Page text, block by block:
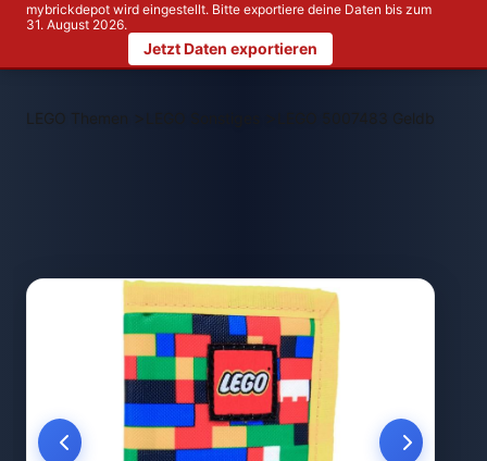
mybrickdepot wird eingestellt. Bitte exportiere deine Daten bis zum
31. August 2026.
Jetzt Daten exportieren
LEGO Themen > LEGO 5007483 Geldbeutel